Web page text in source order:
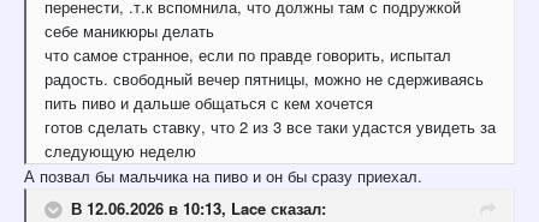
перенести, .т.к вспомнила, что должны там с подружкой
себе маникюры делать
что самое странное, если по правде говорить, испытал
радость. свободный вечер пятницы, можно не сдерживаясь
пить пиво и дальше общаться с кем хочется
готов сделать ставку, что 2 из 3 все таки удастся увидеть за
следующую неделю
А позвал бы мальчика на пиво и он бы сразу приехал.
В 12.06.2026 в 10:13, Lace сказал: